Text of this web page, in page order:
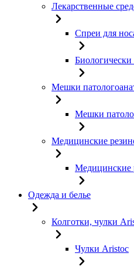
Лекарственные
Спреи для
Мешки
Мешки
Медицинские
Медицинские
Одежда и белье
Колготки, чулки
Чулки Aristoc